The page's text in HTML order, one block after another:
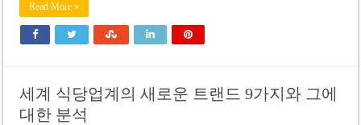
Read More »
세계 식당업계의 새로운 트랜드 9가지와 그에
대한 분석